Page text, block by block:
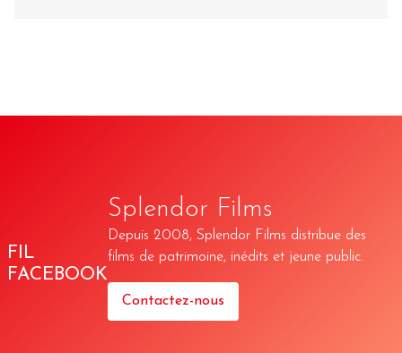
FIL
FACEBOOK
Splendor Films
Depuis 2008, Splendor Films distribue des
films de patrimoine, inédits et jeune public.
Contactez-nous